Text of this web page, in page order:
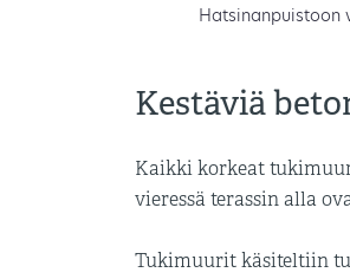
Hatsinanpuistoon
Kestäviä
Kaikki korkeat
vieressä terassin alla
Tukimuurit käsiteltiin